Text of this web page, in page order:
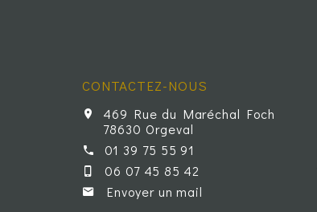
CONTACTEZ-NOUS
469 Rue du Maréchal Foch
78630 Orgeval
01 39 75 55 91
06 07 45 85 42
Envoyer un mail